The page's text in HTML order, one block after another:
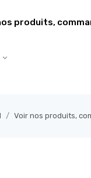
produits,
Voir nos produits,